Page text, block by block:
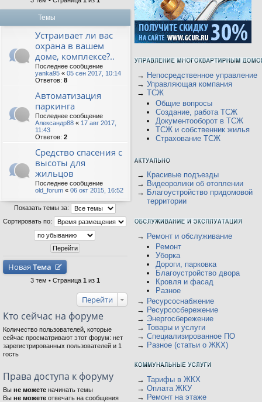
Темы
Устраивает ли вас
охрана в вашем
доме, комплексе?..
Последнее сообщение
yanka95 « 05 сен 2017, 10:14
Ответов: 8
Автоматизация
паркинга
Последнее сообщение
Александр88 « 17 авг 2017,
11:43
Ответов: 2
Средство спасения с
высоты для
жильцов
Последнее сообщение
old_forum « 06 окт 2015, 16:52
Показать темы за:
Сортировать по:
Новая Тема
3 тем • Страница 1 из 1
Перейти
Кто сейчас на форуме
Количество пользователей, которые
сейчас просматривают этот форум: нет
зарегистрированных пользователей и 1
гость
Права доступа к форуму
Вы не можете начинать темы
Вы не можете отвечать на сообщения
→ Непосредственное управление
→ Управляющая компания
→ ТСЖ
Общие вопросы
Создание, работа ТСЖ
Документооборот в ТСЖ
ТСЖ и собственник жилья
Страхование ТСЖ
→ Красивые подъезды
→ Видеоролики об отоплении
→ Благоустройство придомовой
территории
→ Ремонт и обслуживание
Ремонт
Уборка
Дороги, парковка
Благоустройство двора
Кровля и фасад
Разное
→ Ресурсоснабжение
→ Ресурсосбережение
→ Энергосбережение
→ Товары и услуги
→ Специализированное ПО
→ Разное (статьи о ЖКХ)
→ Тарифы в ЖКХ
→ Оплата ЖКУ
→ Ремонт на этаже